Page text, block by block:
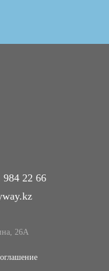
984 22 66
26А